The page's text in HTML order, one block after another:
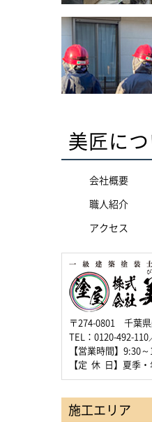
美匠につ
会社概要
職人紹介
アクセス
〒274-0801 千葉県
TEL：0120-492-110
【営業時間】9:30
【定 休 日】夏季
施工エリア